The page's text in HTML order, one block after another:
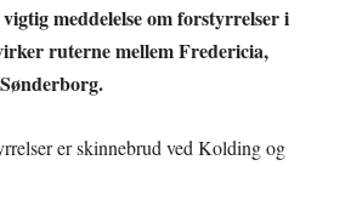
meddelelse om forstyrrelser i
ruterne mellem Fredericia,
er skinnebrud ved Kolding og